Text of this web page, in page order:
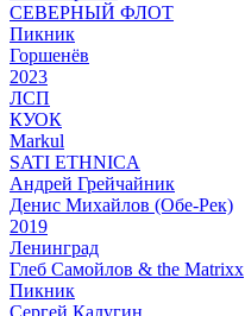
СЕВЕРНЫЙ ФЛОТ
Пикник
Горшенёв
2023
ЛСП
КУОК
Markul
SATI ETHNICA
Андрей Грейчайник
Денис Михайлов (Обе-Рек)
2019
Ленинград
Глеб Самойлов & the Matrixx
Пикник
Сергей Калугин